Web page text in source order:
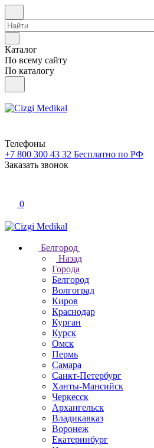
Каталог
По всему сайту
По каталогу
Телефоны
+7 800 300 43 32 Бесплатно по РФ
Заказать звонок
0
Белгород
Назад
Города
Белгород
Волгоград
Киров
Краснодар
Курган
Курск
Омск
Пермь
Самара
Санкт-Петербург
Ханты-Мансийск
Черкесск
Архангельск
Владикавказ
Воронеж
Екатеринбург